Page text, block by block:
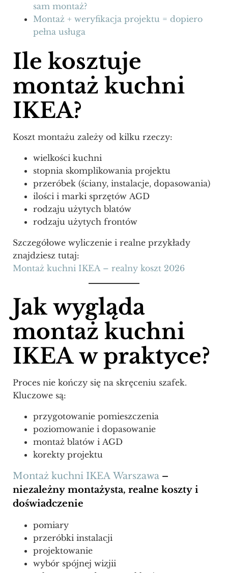
sam montaż?
Montaż + weryfikacja projektu = dopiero
pełna usługa
Ile kosztuje
montaż kuchni
IKEA?
Koszt montażu zależy od kilku rzeczy:
wielkości kuchni
stopnia skomplikowania projektu
przeróbek (ściany, instalacje, dopasowania)
ilości i marki sprzętów AGD
rodzaju użytych blatów
rodzaju użytych frontów
Szczegółowe wyliczenie i realne przykłady
znajdziesz tutaj:
Montaż kuchni IKEA – realny koszt 2026
Jak wygląda
montaż kuchni
IKEA w praktyce?
Proces nie kończy się na skręceniu szafek.
Kluczowe są:
przygotowanie pomieszczenia
poziomowanie i dopasowanie
montaż blatów i AGD
korekty projektu
Montaż kuchni IKEA Warszawa –
niezależny montażysta, realne koszty i
doświadczenie
pomiary
przeróbki instalacji
projektowanie
wybór spójnej wizjii